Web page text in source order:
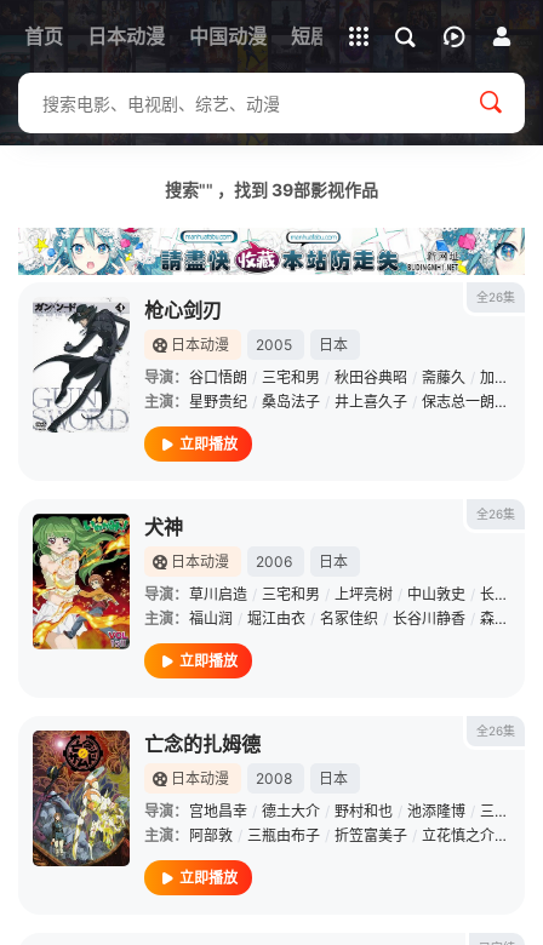
首页 日本动漫 中国动漫 短剧 韩剧 日剧 动漫
下载客户端
立即登录
搜索"" ，找到 39部影视作品
全26集
枪心剑刃
日本动漫 2005
日本
导演： 谷口悟朗 / 三宅和男 / 秋田谷典昭 / 斋藤久 / 加藤显
主演： 星野贵纪 / 桑岛法子 / 井上喜久子 / 保志总一朗 /
立即播放
全26集
犬神
日本动漫 2006
日本
导演： 草川启造 / 三宅和男 / 上坪亮树 / 中山敦史 / 长冈义孝
主演： 福山润 / 堀江由衣 / 名冢佳织 / 长谷川静香 / 森永理科
立即播放
全26集
亡念的扎姆德
日本动漫 2008
日本
导演： 宫地昌幸 / 德土大介 / 野村和也 / 池添隆博 / 三宅和男
主演： 阿部敦 / 三瓶由布子 / 折笠富美子 / 立花慎之介 /
立即播放